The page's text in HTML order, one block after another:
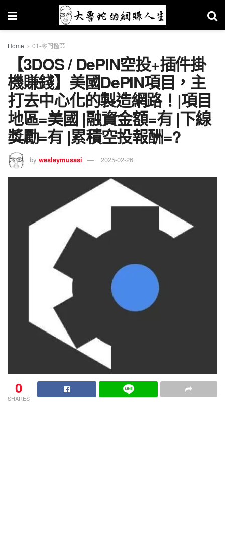
Home 01-零門檻區
【3DOS / DePIN空投+插件掛
機賺錢】美國DePIN項目，主
打去中心化的製造網路！|項目
地區=美國 |融資金額=有 |下線
獎勵=有 |累積空投報酬=?
by wesleymusasi 2025-02-26
0
SHARES